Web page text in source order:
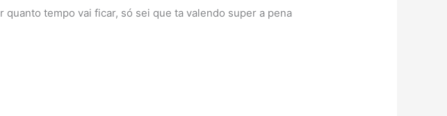
tempo vai ficar, só sei que ta valendo super a pena